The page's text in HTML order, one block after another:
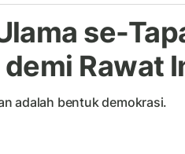
se-
Rawat
adalah bentuk demokrasi.